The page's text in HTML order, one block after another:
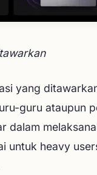
yang
guru ataupun
dalam
untuk heavy